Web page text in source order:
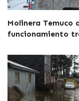
Molinera Temuco
funcionamiento